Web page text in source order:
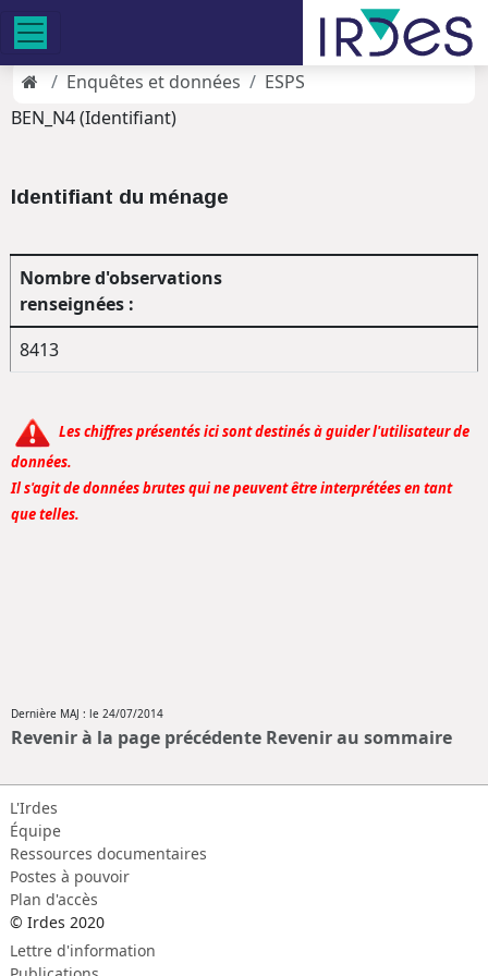
Enquêtes et données
ESPS
BEN_N4 (Identifiant)
Identifiant du ménage
Nombre d'observations
renseignées :
8413
Les chiffres présentés ici sont destinés à guider l'utilisateur de
données.
Il s'agit de données brutes qui ne peuvent être interprétées en tant
que telles.
Dernière MAJ : le 24/07/2014
Revenir à la page précédente Revenir au sommaire
L'Irdes
Équipe
Ressources documentaires
Postes à pouvoir
Plan d'accès
© Irdes 2020
Lettre d'information